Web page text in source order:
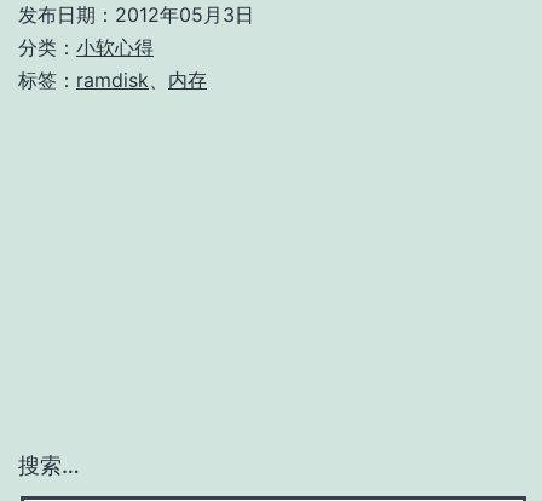
发布日期： 2012年05月3日
分类： 小软心得
标签： ramdisk 内存
搜索…